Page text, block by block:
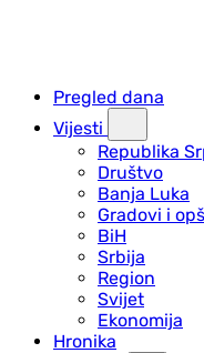
Pregled dana
Vijesti
Republika
Društvo
Banja Luka
Gradovi i
BiH
Srbija
Region
Svijet
Ekonomija
Hronika